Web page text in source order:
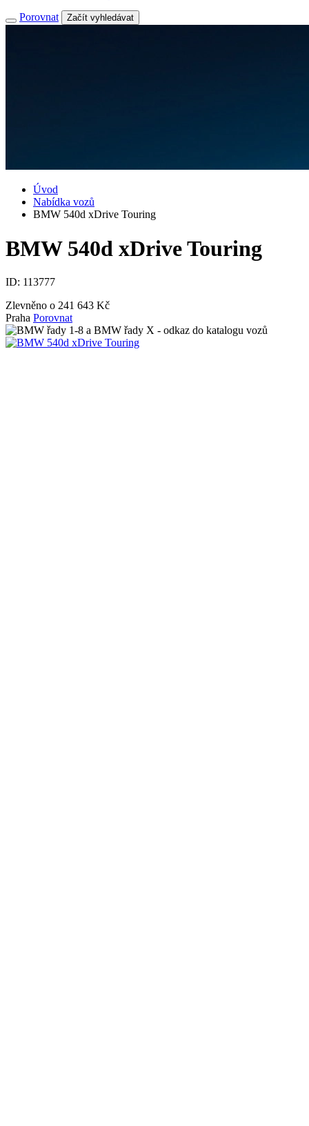
Porovnat Začít vyhledávat
Úvod
Nabídka vozů
BMW 540d xDrive Touring
BMW 540d xDrive Touring
ID: 113777
Zlevněno o 241 643 Kč
Praha Porovnat